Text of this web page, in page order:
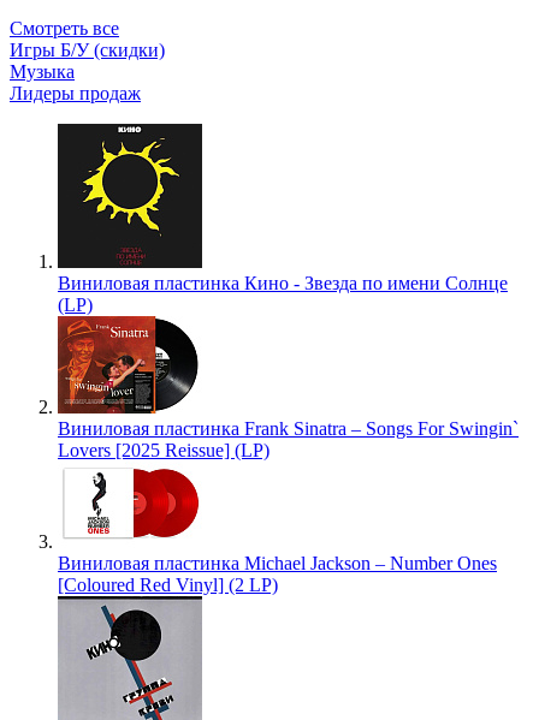
Смотреть все
Игры Б/У (скидки)
Музыка
Лидеры продаж
Виниловая пластинка Кино - Звезда по имени Солнце
(LP)
Виниловая пластинка Frank Sinatra – Songs For Swingin`
Lovers [2025 Reissue] (LP)
Виниловая пластинка Michael Jackson – Number Ones
[Coloured Red Vinyl] (2 LP)